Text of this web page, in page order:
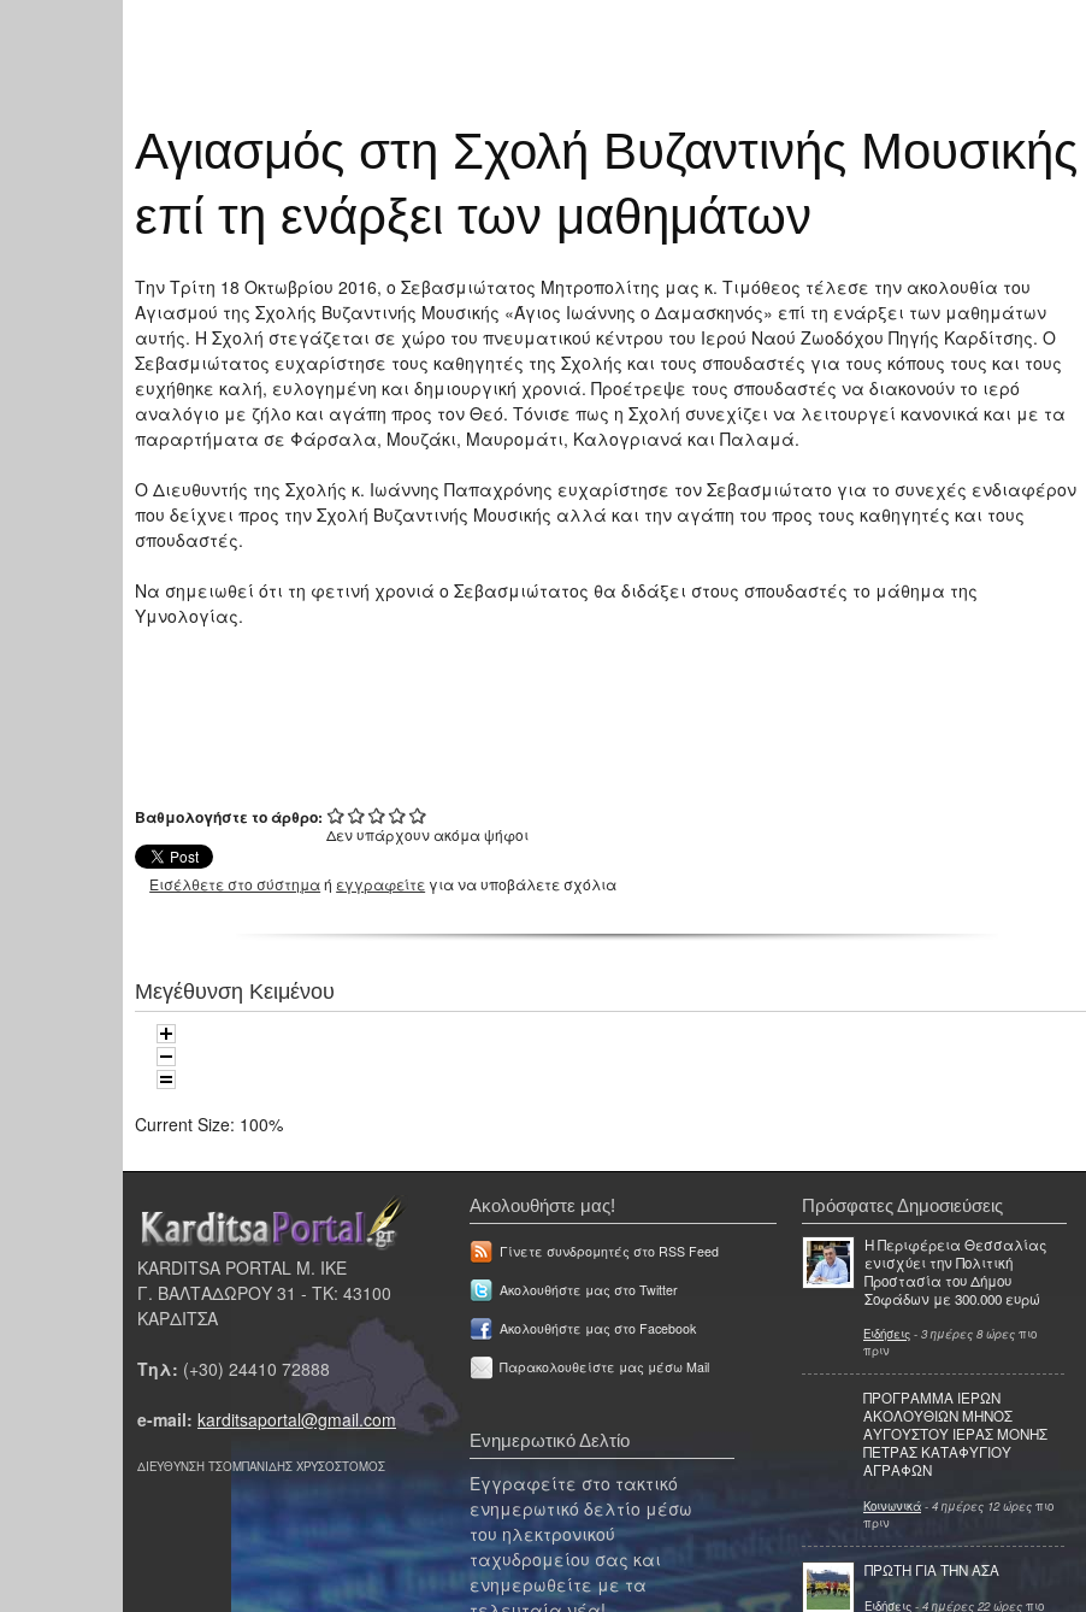
Αγιασμός στη Σχολή Βυζαντινής Μουσικής
επί τη ενάρξει των μαθημάτων
Την Τρίτη 18 Οκτωβρίου 2016, ο Σεβασμιώτατος Μητροπολίτης μας κ. Τιμόθεος τέλεσε την ακολουθία του
Αγιασμού της Σχολής Βυζαντινής Μουσικής «Άγιος Ιωάννης ο Δαμασκηνός» επί τη ενάρξει των μαθημάτων
αυτής. Η Σχολή στεγάζεται σε χώρο του πνευματικού κέντρου του Ιερού Ναού Ζωοδόχου Πηγής Καρδίτσης. Ο
Σεβασμιώτατος ευχαρίστησε τους καθηγητές της Σχολής και τους σπουδαστές για τους κόπους τους και τους
ευχήθηκε καλή, ευλογημένη και δημιουργική χρονιά. Προέτρεψε τους σπουδαστές να διακονούν το ιερό
αναλόγιο με ζήλο και αγάπη προς τον Θεό. Τόνισε πως η Σχολή συνεχίζει να λειτουργεί κανονικά και με τα
παραρτήματα σε Φάρσαλα, Μουζάκι, Μαυρομάτι, Καλογριανά και Παλαμά.
Ο Διευθυντής της Σχολής κ. Ιωάννης Παπαχρόνης ευχαρίστησε τον Σεβασμιώτατο για το συνεχές ενδιαφέρον
που δείχνει προς την Σχολή Βυζαντινής Μουσικής αλλά και την αγάπη του προς τους καθηγητές και τους
σπουδαστές.
Να σημειωθεί ότι τη φετινή χρονιά ο Σεβασμιώτατος θα διδάξει στους σπουδαστές το μάθημα της
Υμνολογίας.
Βαθμολογήστε το άρθρο:
Δεν υπάρχουν ακόμα ψήφοι
Εισέλθετε στο σύστημαή εγγραφείτε για να υποβάλετε σχόλια
Μεγέθυνση Κειμένου
Current Size: 100%
KARDITSA PORTAL Μ. ΙΚΕ
Γ. ΒΑΛΤΑΔΩΡΟΥ 31 - ΤΚ: 43100
ΚΑΡΔΙΤΣΑ
Τηλ: (+30) 24410 72888
e-mail: karditsaportal@gmail.com
ΔΙΕΥΘΥΝΣΗ ΤΣΟΜΠΑΝΙΔΗΣ ΧΡΥΣΟΣΤΟΜΟΣ
Ακολουθήστε μας!
Γίνετε συνδρομητές στο RSS Feed
Ακολουθήστε μας στο Twitter
Ακολουθήστε μας στο Facebook
Παρακολουθείστε μας μέσω Mail
Ενημερωτικό Δελτίο
Εγγραφείτε στο τακτικό
ενημερωτικό δελτίο μέσω
του ηλεκτρονικού
ταχυδρομείου σας και
ενημερωθείτε με τα
Πρόσφατες Δημοσιεύσεις
Η Περιφέρεια Θεσσαλίας
ενισχύει την Πολιτική
Προστασία του Δήμου
Σοφάδων με 300.000 ευρώ
Ειδήσεις - 3 ημέρες 8 ώρες πιο
πριν
ΠΡΟΓΡΑΜΜΑ ΙΕΡΩΝ
ΑΚΟΛΟΥΘΙΩΝ ΜΗΝΟΣ
ΑΥΓΟΥΣΤΟΥ ΙΕΡΑΣ ΜΟΝΗΣ
ΠΕΤΡΑΣ ΚΑΤΑΦΥΓΙΟΥ
ΑΓΡΑΦΩΝ
Κοινωνικά - 4 ημέρες 12 ώρες πιο
πριν
ΠΡΩΤΗ ΓΙΑ ΤΗΝ ΑΣΑ
Ειδήσεις - 4 ημέρες 22 ώρες πιο